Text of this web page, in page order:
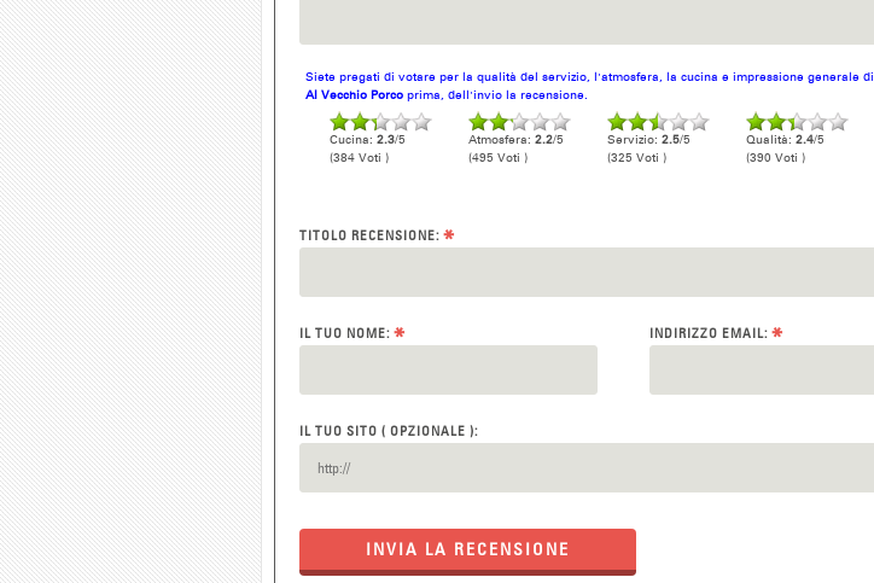
Siete pregati di votare per la qualità del servizio, l'atmosfera, la cucina e impressione generale di
Al Vecchio Porco prima, dell'invio la recensione.
Cucina: 2.3/5
(384 Voti )
Atmosfera: 2.2/5
(495 Voti )
Servizio: 2.5/5
(325 Voti )
Qualità: 2.4/5
(390 Voti )
TITOLO RECENSIONE: *
IL TUO NOME: * INDIRIZZO EMAIL:*
IL TUO SITO ( OPZIONALE ):
INVIA LA RECENSIONE